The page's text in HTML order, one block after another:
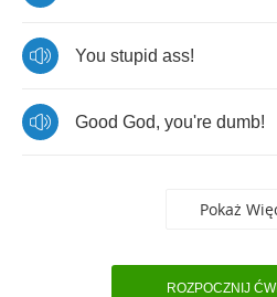
You stupid ass!
Good God, you're dumb!
Pokaż
ROZPOCZNIJ